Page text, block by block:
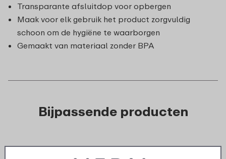
Transparante afsluitdop voor opbergen
Maak voor elk gebruik het product zorgvuldig
schoon om de hygiëne te waarborgen
Gemaakt van materiaal zonder BPA
Bijpassende producten